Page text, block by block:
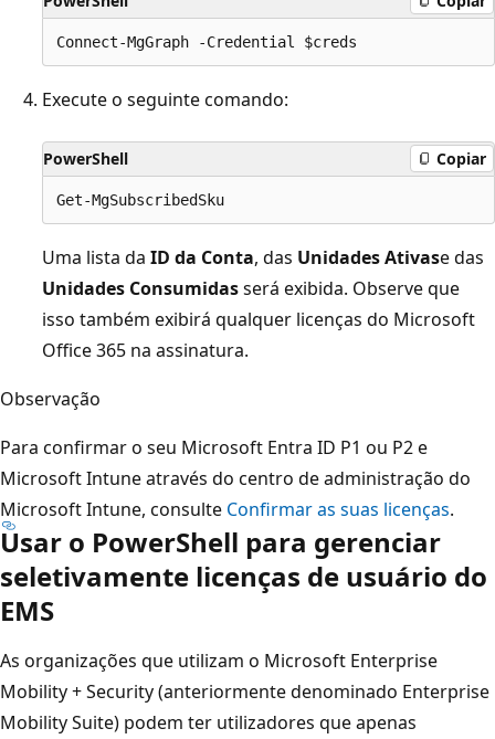
Execute o seguinte comando:
PowerShell Copiar
Uma lista da ID da Conta, das Unidades Ativase das
Unidades Consumidasserá exibida. Observe que
isso também exibirá qualquer licenças do Microsoft
Office 365 na assinatura.
Observação
Para confirmar o seu Microsoft Entra ID P1 ou P2 e
Microsoft Intune através do centro de administração do
Microsoft Intune, consulte Confirmar as suas licenças.
Usar o PowerShell para gerenciar
seletivamente licenças de usuário do
EMS
As organizações que utilizam o Microsoft Enterprise
Mobility + Security (anteriormente denominado Enterprise
Mobility Suite) podem ter utilizadores que apenas